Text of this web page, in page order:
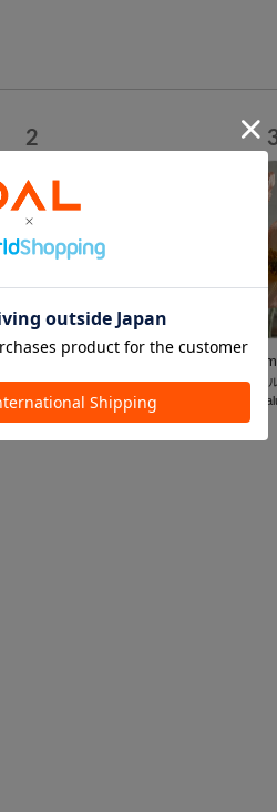
2
イオンモール越谷レイクタウン店
salut!
イオンモー